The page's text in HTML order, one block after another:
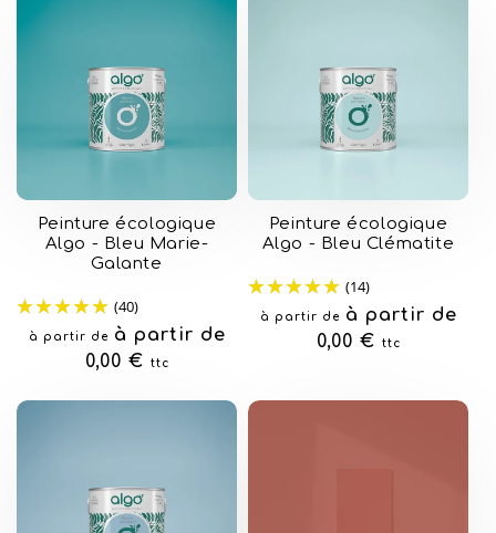
Peinture écologique
Algo - Bleu Marie-
Galante
(40)
Prix
habituel
à partir de
à partir de
0,00 €
ttc
Peinture écologique
Algo - Bleu Clématite
(14)
Prix
habituel
à partir de
à partir de
0,00 €
ttc